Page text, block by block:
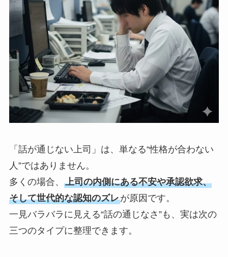
「話が通じない上司」は、単なる“性格が合わない
人”ではありません。
多くの場合、 上司の内側にある不安や承認欲求、
そして世代的な認知のズレが原因です。
一見バラバラに見える“話の通じなさ”も、実は次の
三つのタイプに整理できます。